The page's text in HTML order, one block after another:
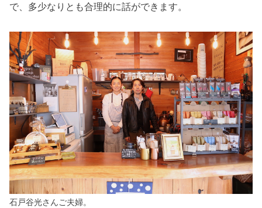
で、多少なりとも合理的に話ができます。
石戸谷光さんご夫婦。